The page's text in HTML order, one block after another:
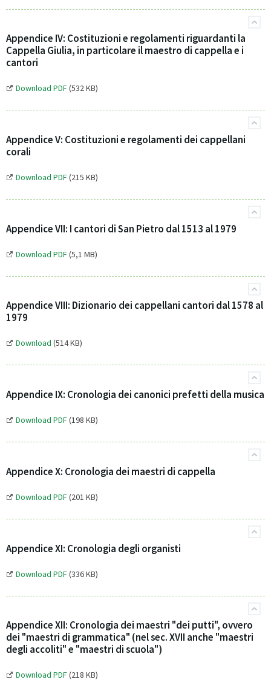
Appendice IV: Costituzioni e regolamenti riguardanti la
Cappella Giulia, in particolare il maestro di cappella e i
cantori
Download PDF(532 KB)
Appendice V: Costituzioni e regolamenti dei cappellani
corali
Download PDF(215 KB)
Appendice VII: I cantori di San Pietro dal 1513 al 1979
Download PDF(5,1 MB)
Appendice VIII: Dizionario dei cappellani cantori dal 1578 al
1979
Download (514 KB)
Appendice IX: Cronologia dei canonici prefetti della musica
Download PDF(198 KB)
Appendice X: Cronologia dei maestri di cappella
Download PDF(201 KB)
Appendice XI: Cronologia degli organisti
Download PDF(336 KB)
Appendice XII: Cronologia dei maestri "dei putti", ovvero
dei "maestri di grammatica" (nel sec. XVII anche "maestri
degli accoliti" e "maestri di scuola")
Download PDF(218 KB)